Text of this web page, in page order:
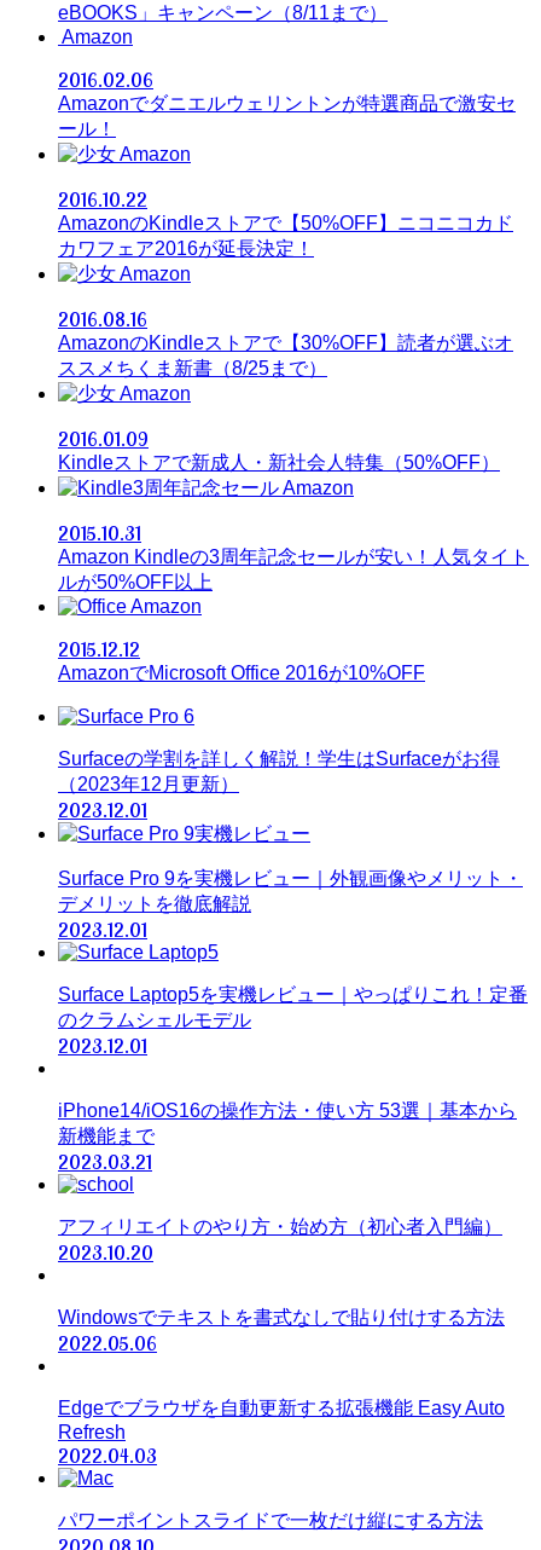
eBOOKS」キャンペーン（8/11まで）
Amazon
2016.02.06
Amazonでダニエルウェリントンが特選商品で激安セ
ール！
Amazon
2016.10.22
AmazonのKindleストアで【50%OFF】ニコニコカド
カワフェア2016が延長決定！
Amazon
2016.08.16
AmazonのKindleストアで【30%OFF】読者が選ぶオ
ススメちくま新書（8/25まで）
Amazon
2016.01.09
Kindleストアで新成人・新社会人特集（50%OFF）
Amazon
2015.10.31
Amazon Kindleの3周年記念セールが安い！人気タイト
ルが50%OFF以上
Amazon
2015.12.12
AmazonでMicrosoft Office 2016が10%OFF
Surfaceの学割を詳しく解説！学生はSurfaceがお得
（2023年12月更新）
2023.12.01
Surface Pro 9を実機レビュー｜外観画像やメリット・
デメリットを徹底解説
2023.12.01
Surface Laptop5を実機レビュー｜やっぱりこれ！定番
のクラムシェルモデル
2023.12.01
iPhone14/iOS16の操作方法・使い方 53選｜基本から
新機能まで
2023.03.21
アフィリエイトのやり方・始め方（初心者入門編）
2023.10.20
Windowsでテキストを書式なしで貼り付けする方法
2022.05.06
Edgeでブラウザを自動更新する拡張機能 Easy Auto
Refresh
2022.04.03
パワーポイントスライドで一枚だけ縦にする方法